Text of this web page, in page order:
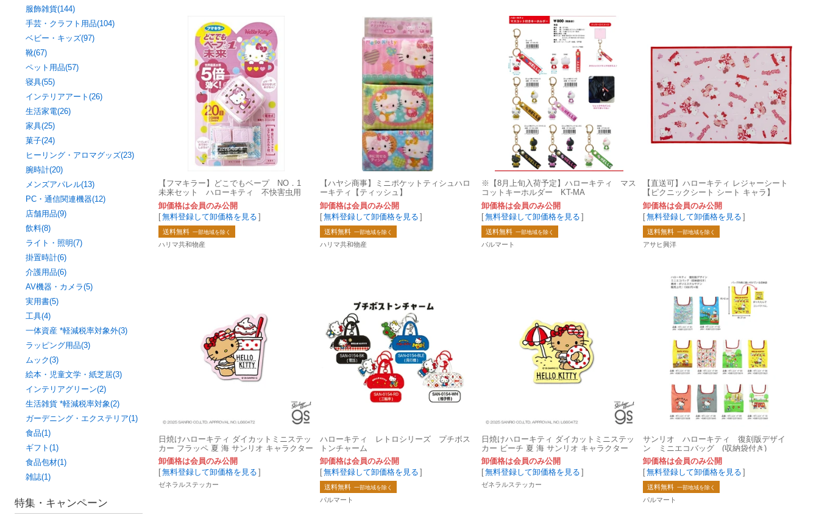
服飾雑貨(144)
手芸・クラフト用品(104)
ベビー・キッズ(97)
靴(67)
ペット用品(57)
寝具(55)
インテリアアート(26)
生活家電(26)
家具(25)
菓子(24)
ヒーリング・アロマグッズ(23)
腕時計(20)
メンズアパレル(13)
PC・通信関連機器(12)
店舗用品(9)
飲料(8)
ライト・照明(7)
掛置時計(6)
介護用品(6)
AV機器・カメラ(5)
実用書(5)
工具(4)
一体資産 *軽減税率対象外(3)
ラッピング用品(3)
ムック(3)
絵本・児童文学・紙芝居(3)
インテリアグリーン(2)
生活雑貨 *軽減税率対象(2)
ガーデニング・エクステリア(1)
食品(1)
ギフト(1)
食品包材(1)
雑誌(1)
特集・キャンペーン
【フマキラー】どこでもベープ NO．1
未来セット ハローキティ 不快害虫用
【殺虫剤・ハエ・蚊】
卸価格は会員のみ公開
[無料登録して卸価格を見る ]
送料無料 一部地域を除く
ハリマ共和物産
【ハヤシ商事】ミニポケットティシュハロ
ーキティ【ティッシュ】
卸価格は会員のみ公開
[無料登録して卸価格を見る ]
送料無料 一部地域を除く
ハリマ共和物産
※【8月上旬入荷予定】ハローキティ マス
コットキーホルダー KT-MA
卸価格は会員のみ公開
[無料登録して卸価格を見る ]
送料無料 一部地域を除く
パルマート
【直送可】ハローキティ レジャーシート
【ピクニックシート シート キャラ】
卸価格は会員のみ公開
[無料登録して卸価格を見る ]
送料無料 一部地域を除く
アサヒ興洋
日焼けハローキティ ダイカットミニステッ
カー フラッペ 夏 海 サンリオ キャラクター
グッズ SAN171
卸価格は会員のみ公開
[無料登録して卸価格を見る ]
ゼネラルステッカー
ハローキティ レトロシリーズ プチボス
トンチャーム
卸価格は会員のみ公開
[無料登録して卸価格を見る ]
送料無料 一部地域を除く
パルマート
日焼けハローキティ ダイカットミニステッ
カー ビーチ 夏 海 サンリオ キャラクター
グッズ SAN169
卸価格は会員のみ公開
[無料登録して卸価格を見る ]
ゼネラルステッカー
サンリオ ハローキティ 復刻版デザイ
ン ミニエコバッグ (収納袋付き)
卸価格は会員のみ公開
[無料登録して卸価格を見る ]
送料無料 一部地域を除く
パルマート